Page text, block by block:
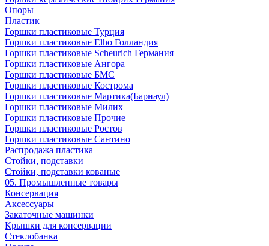
Опоры
Пластик
Горшки пластиковые Турция
Горшки пластиковые Elho Голландия
Горшки пластиковые Scheuriсh Германия
Горшки пластиковые Ангора
Горшки пластиковые БМС
Горшки пластиковые Кострома
Горшки пластиковые Мартика(Барнаул)
Горшки пластиковые Милих
Горшки пластиковые Прочие
Горшки пластиковые Ростов
Горшки пластиковые Сантино
Распродажа пластика
Стойки, подставки
Стойки, подставки кованые
05. Промышленные товары
Консервация
Аксессуары
Закаточные машинки
Крышки для консервации
Стеклобанка